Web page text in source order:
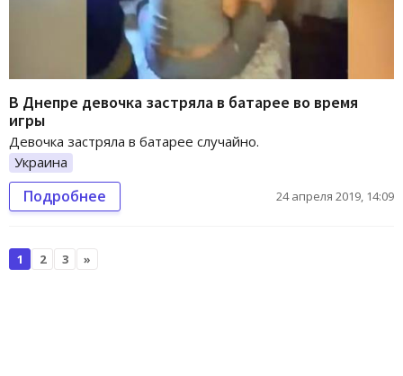
В Днепре девочка застряла в батарее во время
игры
Девочка застряла в батарее случайно.
Украина
Подробнее 24 апреля 2019, 14:09
1 2 3 »